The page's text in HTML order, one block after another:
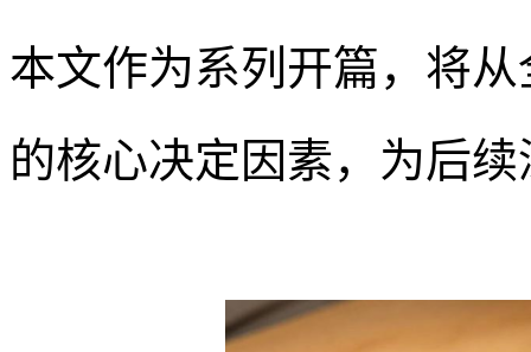
本文作为系列开篇，将
的核心决定因素，为后